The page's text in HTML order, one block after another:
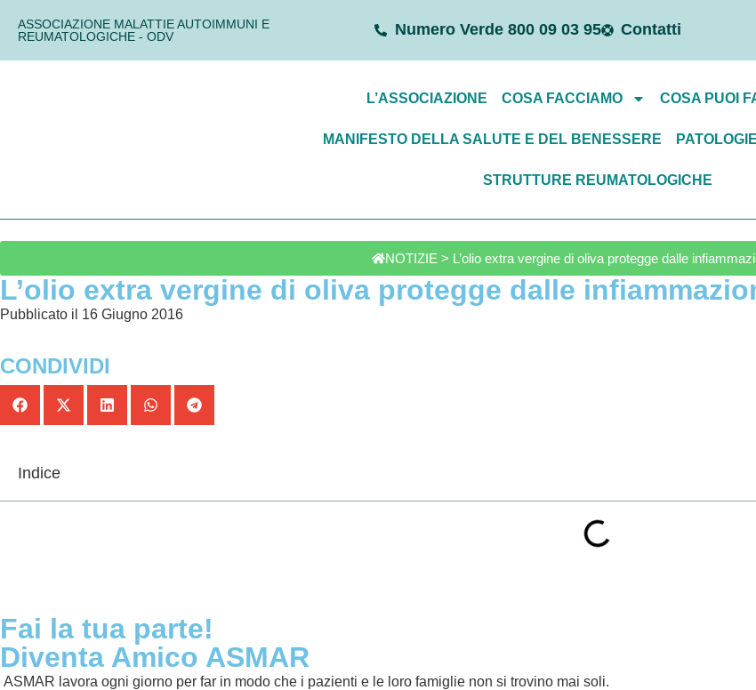
ASSOCIAZIONE MALATTIE AUTOIMMUNI E
REUMATOLOGICHE - ODV
Numero Verde 800 09 03 95 Contatti
L’ASSOCIAZIONE COSA FACCIAMO COSA PUOI
MANIFESTO DELLA SALUTE E DEL BENESSERE PATOLOGIE
STRUTTURE REUMATOLOGICHE
NOTIZIE > L’olio extra vergine di oliva protegge dalle
L’olio extra vergine di oliva protegge dalle
Pubblicato il 16 Giugno 2016
CONDIVIDI
Indice
Fai la tua parte!
Diventa Amico ASMAR
ASMAR lavora ogni giorno per far in modo che i pazienti e le loro famiglie non si trovino mai soli.